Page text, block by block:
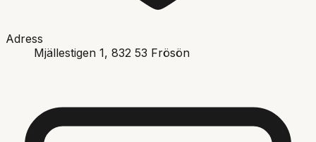
Adress
Mjällestigen 1, 832 53 Frösön